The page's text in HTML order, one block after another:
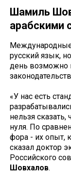
Шамиль
арабскими
русский язык,
день возможно
«У нас есть
нельзя
нуля. По
фора - их опыт,
сказал доктор
Российского
Шовхалов.